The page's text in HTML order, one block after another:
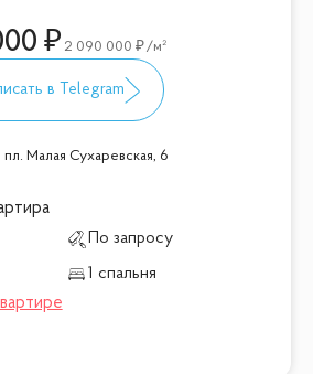
2 090 000 /м²
пл. Малая Сухаревская, 6
По запросу
1 спальня